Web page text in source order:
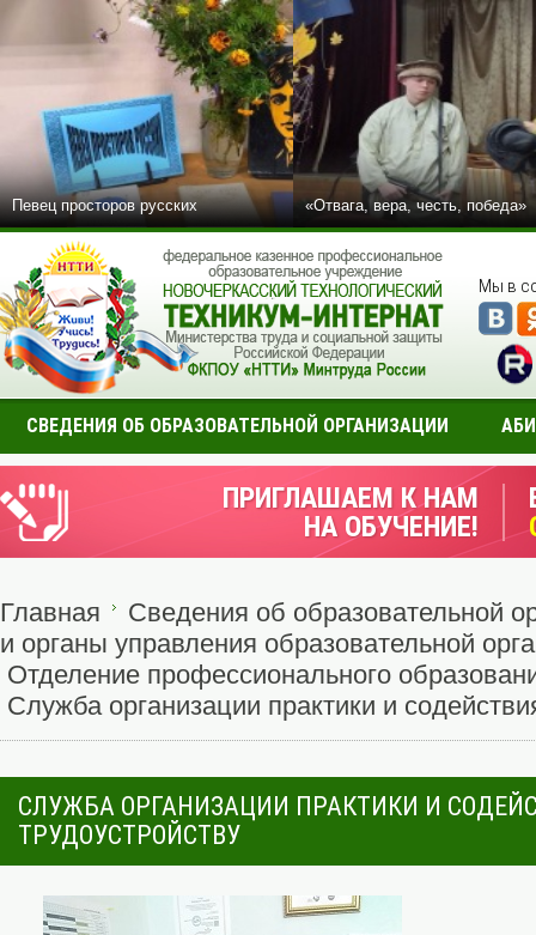
Певец просторов русских «Отвага, вера, честь, победа»
Мы в
СВЕДЕНИЯ ОБ ОБРАЗОВАТЕЛЬНОЙ ОРГАНИЗАЦИИ
ПРИГЛАШАЕМ К НАМ
НА ОБУЧЕНИЕ!
Главная
Сведения об образовательной
и органы управления образовательной
Отделение профессионального
Служба организации практики и
СЛУЖБА ОРГАНИЗАЦИИ ПРАКТИКИ И
ТРУДОУСТРОЙСТВУ